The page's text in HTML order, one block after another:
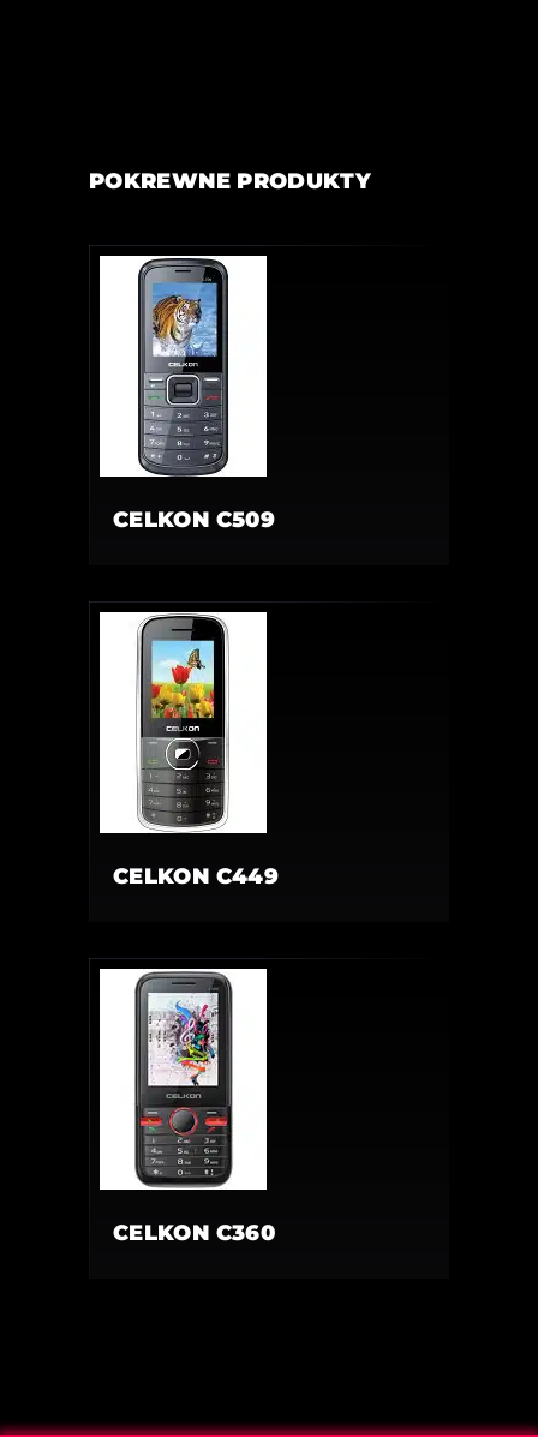
POKREWNE PRODUKTY
CELKON C509
CELKON C449
CELKON C360